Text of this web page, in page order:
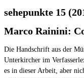
sehepunkte 15
Marco Rainini:
Die Handschrift aus der
Unterkircher im
es in dieser Arbeit, aber